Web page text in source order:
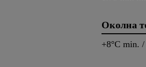
Околна
+8°C min.